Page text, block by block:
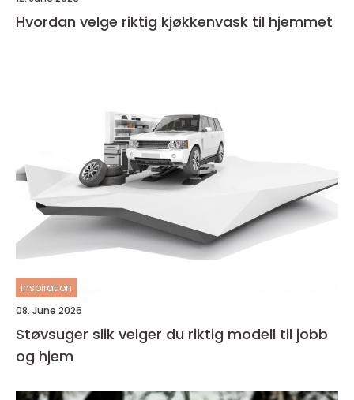
Hvordan velge riktig kjøkkenvask til hjemmet
inspiration
08. June 2026
Støvsuger slik velger du riktig modell til jobb
og hjem